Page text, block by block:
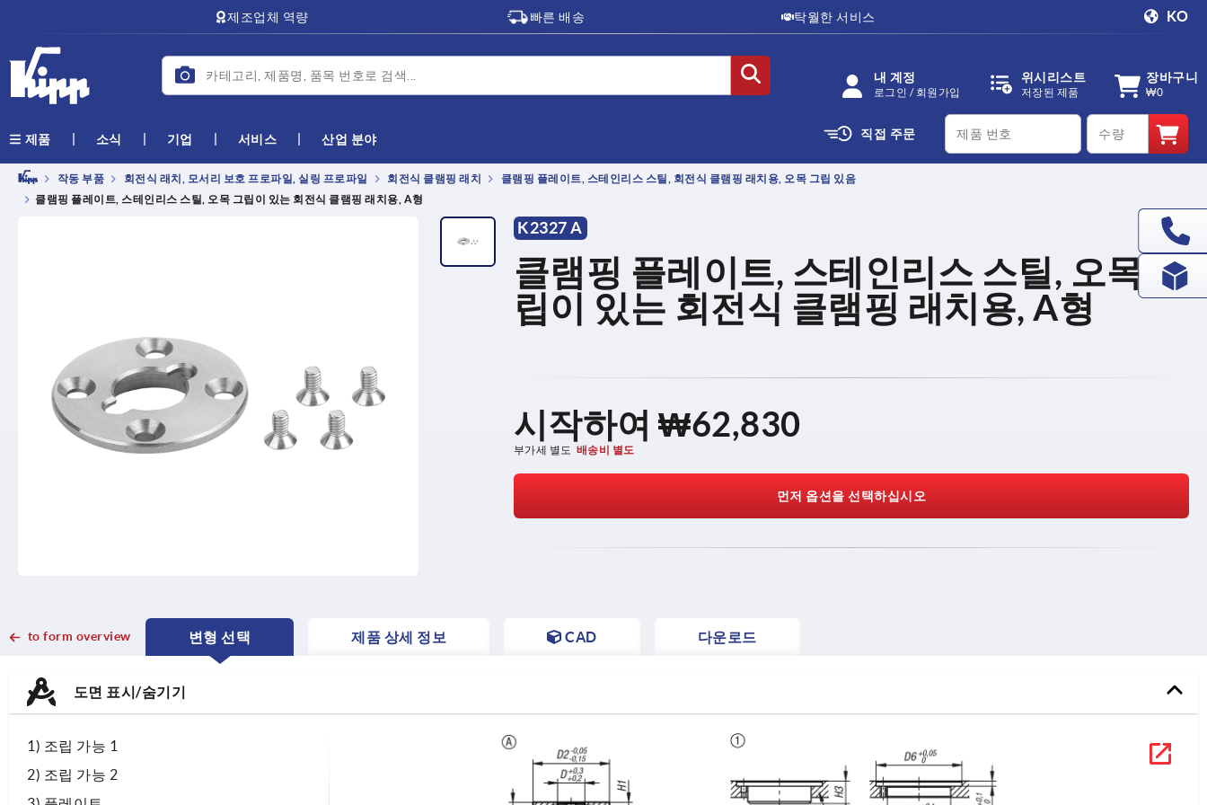
제조업체 역량 빠른 배송 탁월한 서비스 KO
내 계정
로그인 / 회원가입
위시리스트
저장된 제품
장바구니
₩0
제품 소식 기업 서비스 산업 분야 직접 주문
productCode qty
작동 부품 회전식 래치, 모서리 보호 프로파일, 실링 프로파일 회전식 클램핑 래치
클램핑 플레이트, 스테인리스 스틸, 회전식 클램핑 래치용, 오목 그립 있음
클램핑 플레이트, 스테인리스 스틸, 오목 그립이 있는 회전식 클램핑 래치용, A형
K2327 A
클램핑 플레이트, 스테인리스 스틸, 오목 그
립이 있는 회전식 클램핑 래치용, A형
시작하여₩62,830
부가세 별도 배송비 별도
먼저 옵션을 선택하십시오
to form overview
변형 선택
CURRENT
CURRENT
제품 상세 정보 CAD 다운로드
도면 표시/숨기기
1) 조립 가능 1
2) 조립 가능 2